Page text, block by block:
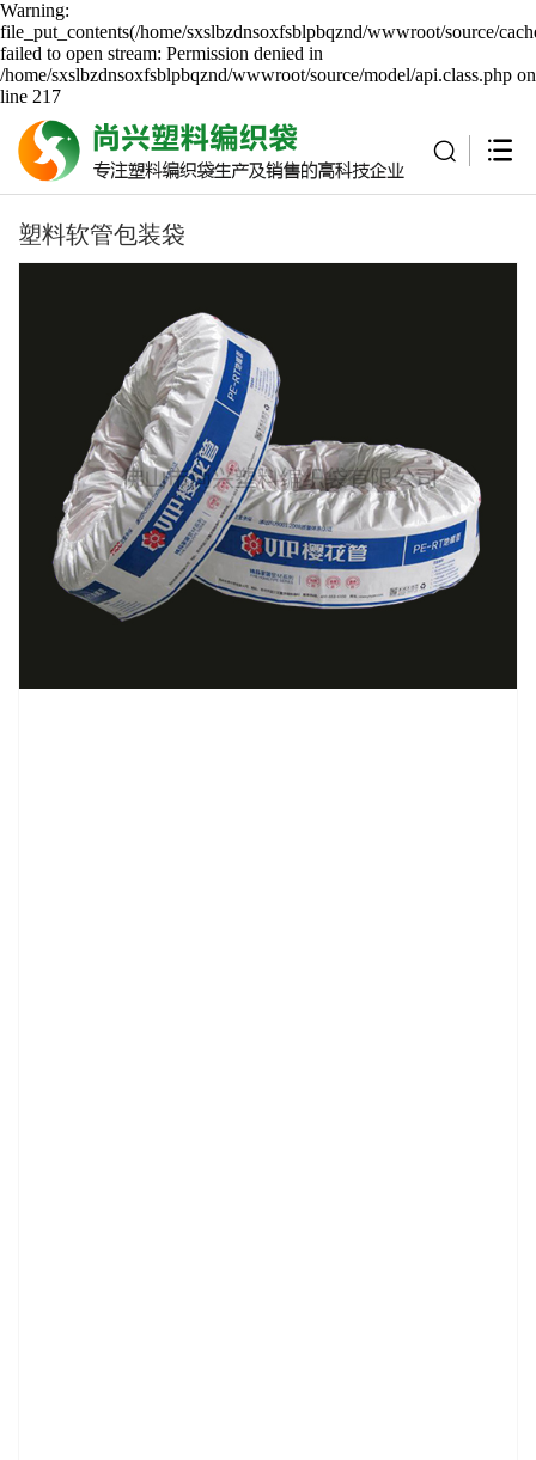
Warning:
file_put_contents(/home/sxslbzdnsoxfsblpbqznd/wwwroot/source/
failed to open stream: Permission denied in
/home/sxslbzdnsoxfsblpbqznd/wwwroot/source/model/api.class.php on
line 217
塑料软管包装袋